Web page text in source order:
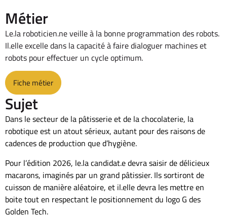
Métier
Le.la roboticien.ne veille à la bonne programmation des robots.
Il.elle excelle dans la capacité à faire dialoguer machines et
robots pour effectuer un cycle optimum.
Fiche métier
Sujet
Dans le secteur de la pâtisserie et de la chocolaterie, la
robotique est un atout sérieux, autant pour des raisons de
cadences de production que d’hygiène.
Pour l’édition 2026, le.la candidat.e devra saisir de délicieux
macarons, imaginés par un grand pâtissier. Ils sortiront de
cuisson de manière aléatoire, et il.elle devra les mettre en
boite tout en respectant le positionnement du logo G des
Golden Tech.